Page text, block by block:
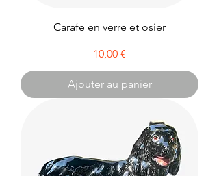
Carafe en verre et osier
Prix
10,00 €
Ajouter au panier